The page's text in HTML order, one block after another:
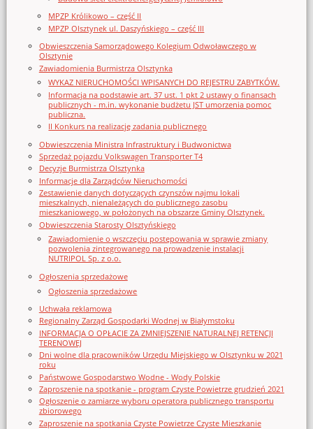
MPZP Królikowo – część II
MPZP Olsztynek ul. Daszyńskiego – część III
Obwieszczenia Samorządowego Kolegium Odwoławczego w
Olsztynie
Zawiadomienia Burmistrza Olsztynka
WYKAZ NIERUCHOMOŚCI WPISANYCH DO REJESTRU ZABYTKÓW.
Informacja na podstawie art. 37 ust. 1 pkt 2 ustawy o finansach
publicznych - m.in. wykonanie budżetu JST umorzenia pomoc
publiczna.
II Konkurs na realizację zadania publicznego
Obwieszczenia Ministra Infrastruktury i Budwonictwa
Sprzedaż pojazdu Volkswagen Transporter T4
Decyzje Burmistrza Olsztynka
Informacje dla Zarządców Nieruchomości
Zestawienie danych dotyczących czynszów najmu lokali
mieszkalnych, nienależących do publicznego zasobu
mieszkaniowego, w położonych na obszarze Gminy Olsztynek.
Obwieszczenia Starosty Olsztyńskiego
Zawiadomienie o wszczęciu postępowania w sprawie zmiany
pozwolenia zintegrowanego na prowadzenie instalacji
NUTRIPOL Sp. z o.o.
Ogłoszenia sprzedażowe
Ogłoszenia sprzedażowe
Uchwała reklamowa
Regionalny Zarząd Gospodarki Wodnej w Białymstoku
INFORMACJA O OPŁACIE ZA ZMNIEJSZENIE NATURALNEJ RETENCJI
TERENOWEJ
Dni wolne dla pracowników Urzędu Miejskiego w Olsztynku w 2021
roku
Państwowe Gospodarstwo Wodne - Wody Polskie
Zaproszenie na spotkanie - program Czyste Powietrze grudzień 2021
Ogłoszenie o zamiarze wyboru operatora publicznego transportu
zbiorowego
Zaproszenie na spotkania Czyste Powietrze Czyste Mieszkanie